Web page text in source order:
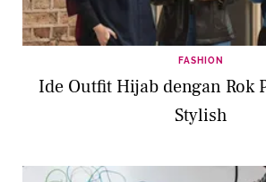
FASHION
Ide Outfit Hijab dengan Rok
Stylish